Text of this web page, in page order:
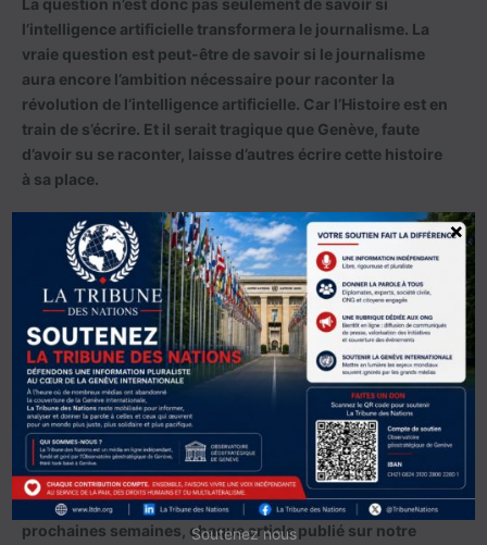
l’intelligence artificielle transformera le journalisme. La
vraie question est peut-être de savoir si le journalisme
aura encore l’ambition nécessaire pour raconter la
révolution de l’intelligence artificielle. Car l’Histoire est en
train de s’écrire. Et il serait tragique que Genève, faute
d’avoir su se raconter, laisse d’autres écrire cette histoire
à sa place.
Transparence éditoriale : La
Tribune des Nations affichera
l’empreinte de l’IA dans ses
articles
Alors que l’intelligence artificielle transforme en
profondeur le monde de l’information,
La Tribune des
Nations fait le choix de la transparence. Dans les
prochaines semaines, chaque article publié sur notre
Soutenez nous
×